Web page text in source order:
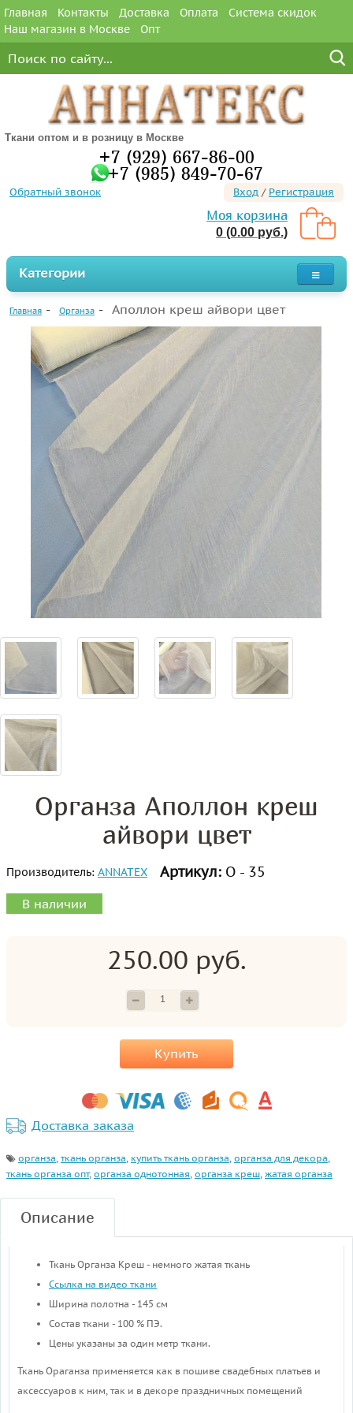
Главная Контакты Доставка Оплата
Система скидок
Наш магазин в Москве
Опт
Ткани оптом и в розницу в Москве
+7 (929) 667-86-00
+7 (985) 849-70-67
Обратный звонок Вход / Регистрация
Моя корзина
0 (0.00 руб.)
Категории
Главная Органза Аполлон креш айвори цвет
Органза Аполлон креш
айвори цвет
Производитель: ANNATEX Артикул: О - 35
В наличии
250.00 руб.
Купить
Доставка заказа
органза, ткань органза, купить ткань органза, органза для декора,
ткань органза опт, органза однотонная, органза креш, жатая органза
Описание
Ткань Органза Креш - немного жатая ткань
Ссылка на видео ткани
Ширина полотна - 145 см
Состав ткани - 100 % ПЭ.
Цены указаны за один метр ткани.
Ткань Ораганза применяется как в пошиве свадебных платьев и
аксессуаров к ним, так и в декоре праздничных помещений